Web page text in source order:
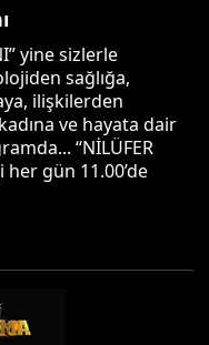
yine sizlerle
sağlığa,
ilişkilerden
ve hayata dair
“NİLÜFER
her gün 11.00’de